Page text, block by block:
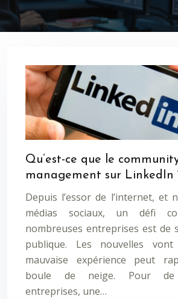
Qu’est-ce que le
management sur LinkedIn
Depuis l’essor de l’internet, et
médias sociaux, un défi
nombreuses entreprises est de
publique. Les nouvelles
mauvaise expérience peut
boule de neige. Pour de
entreprises, une…